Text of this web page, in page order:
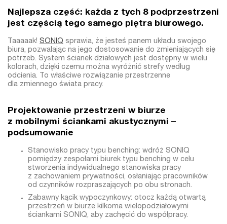
Najlepsza część: każda z tych 8 podprzestrzeni
jest częścią tego samego piętra biurowego.
Taaaaak! SONIQ sprawia, że jesteś panem układu swojego
biura, pozwalając na jego dostosowanie do zmieniających się
potrzeb. System ścianek działowych jest dostępny w wielu
kolorach, dzięki czemu można wyróżnić strefy według
odcienia. To właściwe rozwiązanie przestrzenne
dla zmiennego świata pracy.
Projektowanie przestrzeni w biurze
z mobilnymi ściankami akustycznymi –
podsumowanie
Stanowisko pracy typu benching: wdróż SONIQ
pomiędzy zespołami biurek typu benching w celu
stworzenia indywidualnego stanowiska pracy
z zachowaniem prywatności, osłaniając pracowników
od czynników rozpraszających po obu stronach.
Zabawny kącik wypoczynkowy: otocz każdą otwartą
przestrzeń w biurze kilkoma wielopodziałowymi
ściankami SONIQ, aby zachęcić do współpracy.